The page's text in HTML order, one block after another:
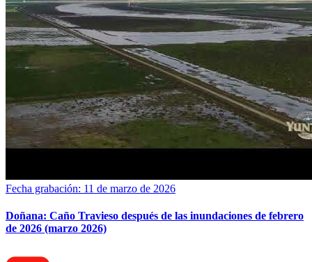
Fecha grabación: 11 de marzo de 2026
Doñana: Caño Travieso después de las inundaciones de febrero
de 2026 (marzo 2026)